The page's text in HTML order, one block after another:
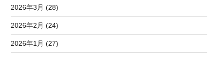
2026年3月 (28)
2026年2月 (24)
2026年1月 (27)